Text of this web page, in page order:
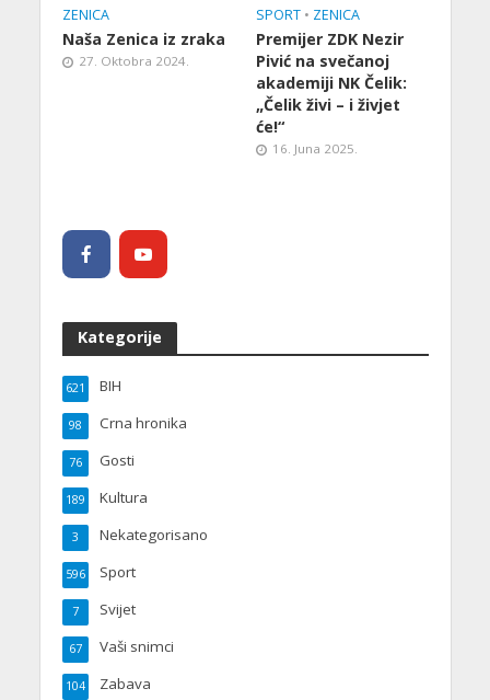
ZENICA
Naša Zenica iz zraka
27. Oktobra 2024.
SPORT • ZENICA
Premijer ZDK Nezir
Pivić na svečanoj
akademiji NK Čelik:
„Čelik živi – i živjet
će!“
16. Juna 2025.
Kategorije
BIH
621
Crna hronika
98
Gosti
76
Kultura
189
Nekategorisano
3
Sport
596
Svijet
7
Vaši snimci
67
Zabava
104